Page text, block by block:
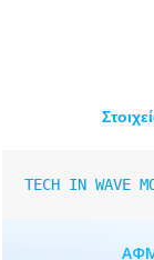
TECH IN WAVE